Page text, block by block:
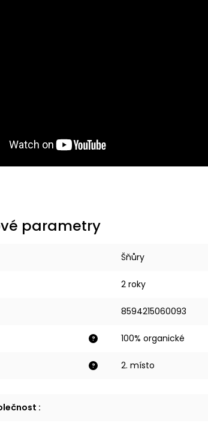
parametry
Šňůry
2 roky
8594215060093
? 100% organické
? 2. místo
: